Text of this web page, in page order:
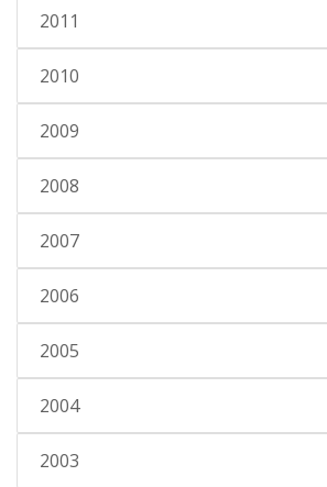
2011
2010
2009
2008
2007
2006
2005
2004
2003